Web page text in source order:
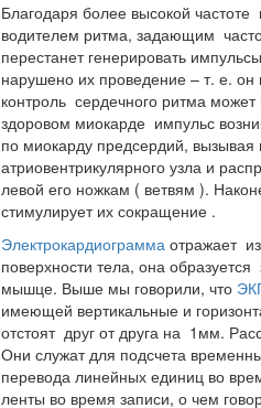
Благодаря более высокой частоте
водителем ритма, задающим
перестанет генерировать
нарушено их проведение – т. е.
контроль сердечного ритма
здоровом миокарде импульс
по миокарду предсердий,
атриовентрикулярного узла и
левой его ножкам ( ветвям ).
стимулирует их сокращение .
Электрокардиограмма отражает
поверхности тела, она
мышце. Выше мы говорили, что
имеющей вертикальные и
отстоят друг от друга на 1мм.
Они служат для подсчета
перевода линейных единиц во
ленты во время записи, о чем